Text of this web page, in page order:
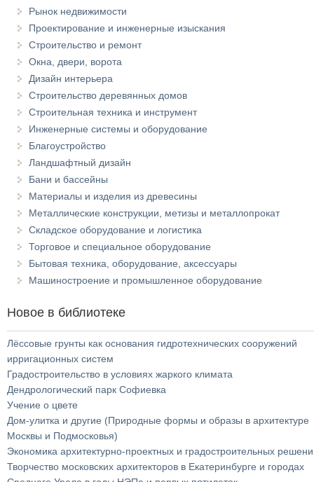
Рынок недвижимости
Проектирование и инженерные изыскания
Строительство и ремонт
Окна, двери, ворота
Дизайн интерьера
Строительство деревянных домов
Строительная техника и инструмент
Инженерные системы и оборудование
Благоустройство
Ландшафтный дизайн
Бани и бассейны
Материалы и изделия из древесины
Металлические конструкции, метизы и металлопрокат
Складское оборудование и логистика
Торговое и специальное оборудование
Бытовая техника, оборудование, аксессуары
Машиностроение и промышленное оборудование
Новое в библиотеке
Лёссовые грунты как основания гидротехнических сооружений
ирригационных систем
Градостроительство в условиях жаркого климата
Дендрологический парк Софиевка
Учение о цвете
Дом-улитка и другие (Природные формы и образы в архитектуре
Москвы и Подмосковья)
Экономика архитектурно-проектных и градостроительных
Творчество московских архитекторов в Екатеринбурге и городах